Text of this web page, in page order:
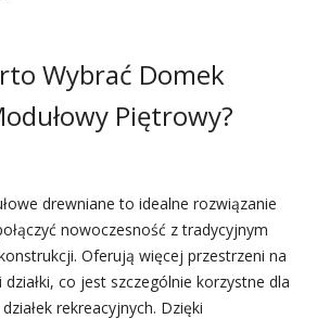
Wybrać Domek
Piętrowy?
drewniane to idealne rozwiązanie
nowoczesność z tradycyjnym
Oferują więcej przestrzeni na
co jest szczególnie korzystne dla
rekreacyjnych. Dzięki